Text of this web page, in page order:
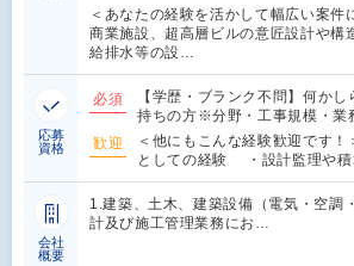
＜あなたの経験を活かして幅広い案件
商業施設、超高層ビルの意匠設計や構
給排水等の設…
応募
資格
必須
【学歴・ブランク不問】何か
持ちの方※分野・工事規模・業
歓迎
＜他にもこんな経験歓迎です
としての経験 ・設計監理や積
会社
概要
1.建築、土木、建築設備（電気・空調
計及び施工管理業務にお…